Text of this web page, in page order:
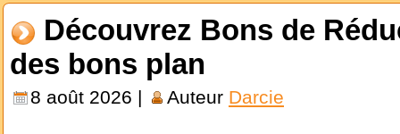
Découvrez Bons de
des bons plan
8 août 2026 | Auteur Darcie